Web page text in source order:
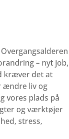
– nyt job,
kræver det at
ændre liv og
vores plads på
og værktøjer
stress,